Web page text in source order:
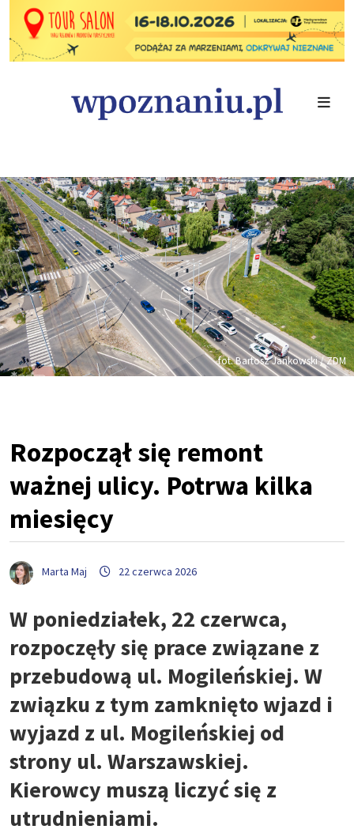
fot. Bartosz Jankowski / ZDM
Rozpoczął się remont
ważnej ulicy. Potrwa kilka
miesięcy
Marta Maj 22 czerwca 2026
W poniedziałek, 22 czerwca,
rozpoczęły się prace związane z
przebudową ul. Mogileńskiej. W
związku z tym zamknięto wjazd i
wyjazd z ul. Mogileńskiej od
strony ul. Warszawskiej.
Kierowcy muszą liczyć się z
utrudnieniami.